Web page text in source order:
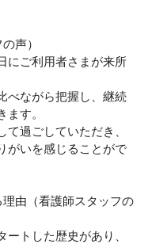
声）
にご利用者さまが来所
べながら把握し、継続
す。
過ごしていただき、
がいを感じることがで
理由（看護師スタッフの
トした歴史があり、